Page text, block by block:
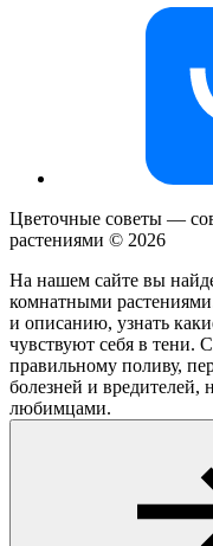
Цветочные советы —
растениями © 2026
На нашем сайте вы
комнатными
и описанию, узнать
чувствуют себя в тени.
правильному поливу,
болезней и вредителей,
любимцами.